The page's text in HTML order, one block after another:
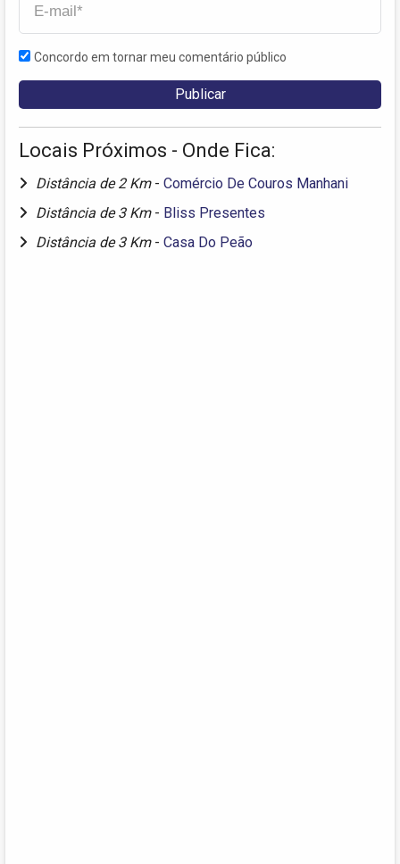
Concordo em tornar meu comentário público
Locais Próximos - Onde Fica:
Distância de 2 Km - Comércio De Couros Manhani
Distância de 3 Km - Bliss Presentes
Distância de 3 Km - Casa Do Peão